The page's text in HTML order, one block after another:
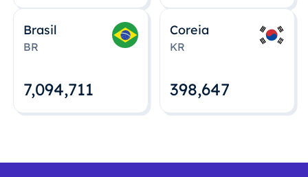
Brasil
BR
7,094,712
Coreia
KR
398,648